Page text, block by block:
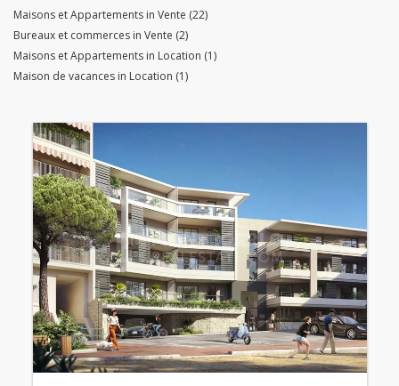
Maisons et Appartements in Vente (22)
Bureaux et commerces in Vente (2)
Maisons et Appartements in Location (1)
Maison de vacances in Location (1)